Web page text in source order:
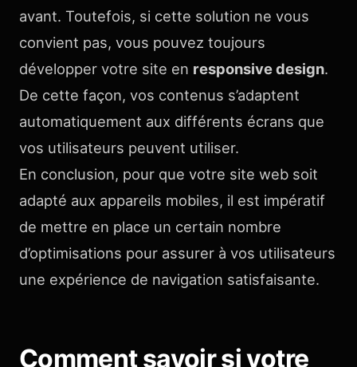
avant. Toutefois, si cette solution ne vous
convient pas, vous pouvez toujours
développer votre site en responsive design.
De cette façon, vos contenus s’adaptent
automatiquement aux différents écrans que
vos utilisateurs peuvent utiliser.
En conclusion, pour que votre site web soit
adapté aux appareils mobiles, il est impératif
de mettre en place un certain nombre
d’optimisations pour assurer à vos utilisateurs
une expérience de navigation satisfaisante.
Comment savoir si votre